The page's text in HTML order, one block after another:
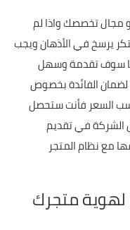
مجال تخصصك واذا لم
يرسخ في الأذهان ويجب
سوف تقدمة وسهل
الفائدة بخصوص
السعر فأنت ستحصل
في تقديم
مع نظام المتجر
لهوية متجرك